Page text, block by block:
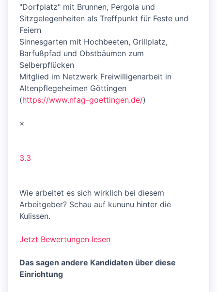
"Dorfplatz" mit Brunnen, Pergola und
Sitzgelegenheiten als Treffpunkt für Feste und
Feiern
Sinnesgarten mit Hochbeeten, Grillplatz,
Barfußpfad und Obstbäumen zum
Selberpflücken
Mitglied im Netzwerk Freiwilligenarbeit in
Altenpflegeheimen Göttingen
(https://www.nfag-goettingen.de/)
×
3.3
Wie arbeitet es sich wirklich bei diesem
Arbeitgeber? Schau auf kununu hinter die
Kulissen.
Jetzt Bewertungen lesen
Das sagen andere Kandidaten über diese
Einrichtung